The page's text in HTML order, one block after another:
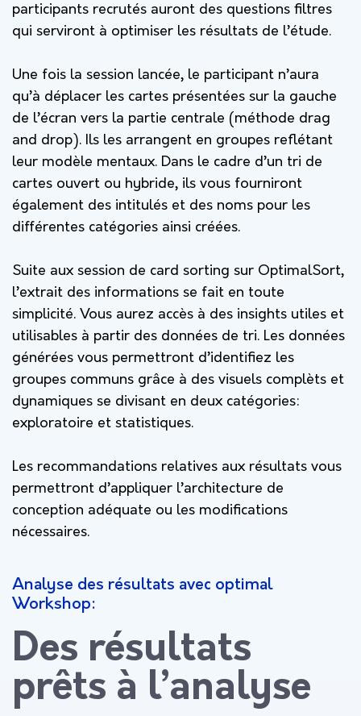
participants recrutés auront des questions filtres
qui serviront à optimiser les résultats de l’étude.
Une fois la session lancée, le participant n’aura
qu’à déplacer les cartes présentées sur la gauche
de l’écran vers la partie centrale (méthode drag
and drop). Ils les arrangent en groupes reflétant
leur modèle mentaux. Dans le cadre d’un tri de
cartes ouvert ou hybride, ils vous fourniront
également des intitulés et des noms pour les
différentes catégories ainsi créées.
Suite aux session de card sorting sur OptimalSort,
l’extrait des informations se fait en toute
simplicité. Vous aurez accès à des insights utiles et
utilisables à partir des données de tri. Les données
générées vous permettront d’identifiez les
groupes communs grâce à des visuels complèts et
dynamiques se divisant en deux catégories:
exploratoire et statistiques.
Les recommandations relatives aux résultats vous
permettront d’appliquer l’architecture de
conception adéquate ou les modifications
nécessaires.
Analyse des résultats avec optimal
Workshop:
Des résultats
prêts à l’analyse